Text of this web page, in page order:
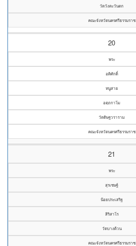
วัดวังตะวันตก
คณะจังหวัดนครศรีธรรมราช
20
พระ
อดิศักดิ์
หนูสาย
อตฺถกาโม
วัดดิษฐวราราม
คณะจังหวัดนครศรีธรรมราช
21
พระ
สุรเชษฐ์
น้อยประเสริฐ
สิริสาโร
วัดบางด้วน
คณะจังหวัดนครศรีธรรมราช